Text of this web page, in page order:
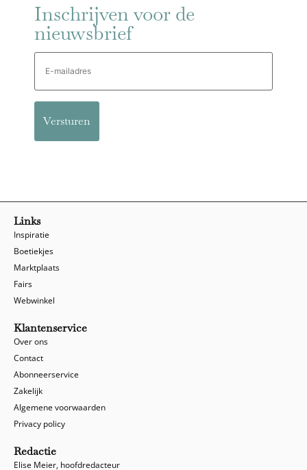
Inschrijven voor de
nieuwsbrief
E-
mailadres
Links
Inspiratie
Boetiekjes
Marktplaats
Fairs
Webwinkel
Klantenservice
Over ons
Contact
Abonneerservice
Zakelijk
Algemene voorwaarden
Privacy policy
Redactie
Elise Meier, hoofdredacteur